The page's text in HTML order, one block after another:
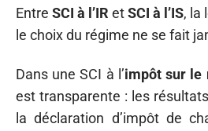
Entre SCI à l’IR etSCI à l’IS, la
le choix du régime ne se fait
Dans une SCI à l’impôt sur le
est transparente : les
la déclaration d’impôt de